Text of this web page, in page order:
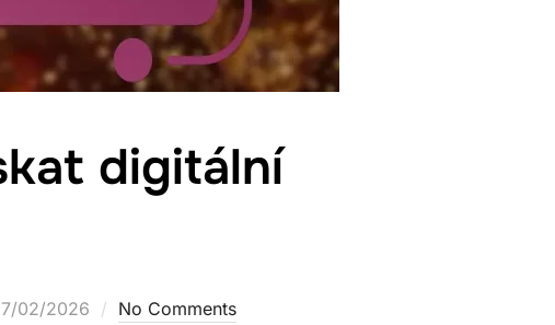
digitální
02/2026 No Comments